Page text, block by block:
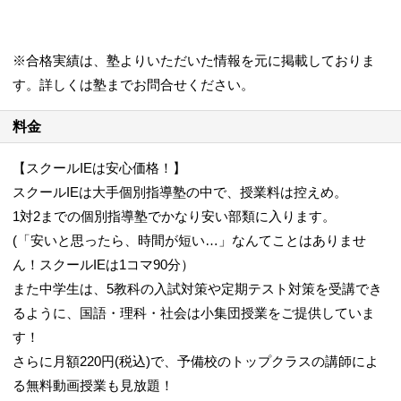
※合格実績は、塾よりいただいた情報を元に掲載しておりま
す。詳しくは塾までお問合せください。
料金
【スクールIEは安心価格！】
スクールIEは大手個別指導塾の中で、授業料は控えめ。
1対2までの個別指導塾でかなり安い部類に入ります。
(「安いと思ったら、時間が短い…」なんてことはありませ
ん！スクールIEは1コマ90分）
また中学生は、5教科の入試対策や定期テスト対策を受講でき
るように、国語・理科・社会は小集団授業をご提供していま
す！
さらに月額220円(税込)で、予備校のトップクラスの講師によ
る無料動画授業も見放題！